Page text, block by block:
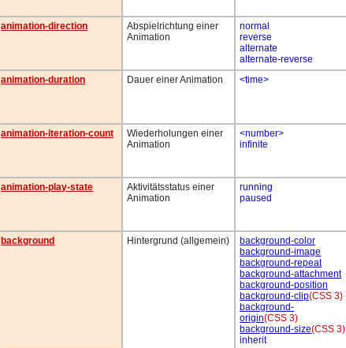
animation-direction
Abspielrichtung einer
Animation
normal
reverse
alternate
alternate-reverse
animation-duration
Dauer einer Animation <time>
animation-iteration-count
Wiederholungen einer
Animation
<number>
infinite
animation-play-state
Aktivitätsstatus einer
Animation
running
paused
background
Hintergrund (allgemein)
background-color
background-image
background-repeat
background-attachment
background-position
background-clip(CSS 3)
background-
origin(CSS 3)
background-size(CSS 3)
inherit